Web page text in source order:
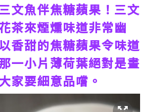
文魚伴焦糖蘋果！三文
茶來煙燻味道非常幽
香甜的焦糖蘋果令味道
一小片薄荷葉絕對是畫
家要細意品嚐。